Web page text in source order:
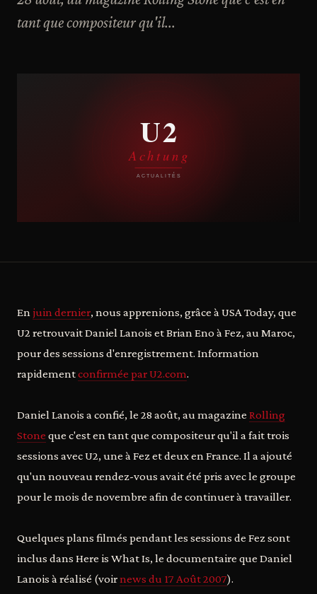
tant que compositeur qu'il...
En juin dernier, nous apprenions, grâce à USA Today, que
U2 retrouvait Daniel Lanois et Brian Eno à Fez, au Maroc,
pour des sessions d'enregistrement. Information
rapidementconfirmée par U2.com.
Daniel Lanois a confié, le 28 août, au magazine Rolling
Stone que c'est en tant que compositeur qu'il a fait trois
sessions avec U2, une à Fez et deux en France. Il a ajouté
qu'un nouveau rendez-vous avait été pris avec le groupe
pour le mois de novembre afin de continuer à travailler.
Quelques plans filmés pendant les sessions de Fez sont
inclus dans Here is What Is, le documentaire que Daniel
Lanois à réalisé (voirnews du 17 Août 2007).